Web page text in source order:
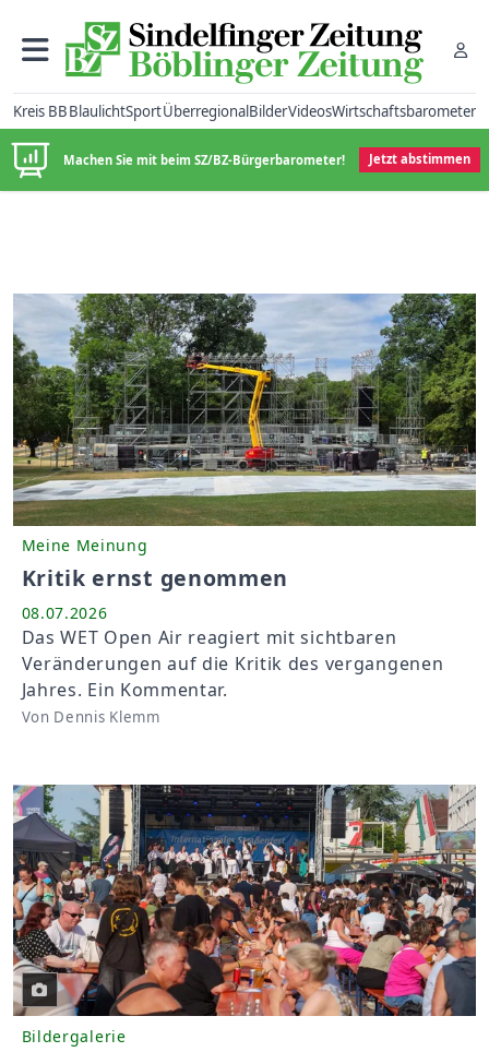
Kreis BBBlaulichtSportÜberregionalBilderVideosWirtschaftsbarometer
Machen Sie mit beim SZ/BZ-Bürgerbarometer! Jetzt abstimmen
Meine Meinung
Kritik ernst genommen
08.07.2026
Das WET Open Air reagiert mit sichtbaren
Veränderungen auf die Kritik des vergangenen
Jahres. Ein Kommentar.
Von Dennis Klemm
Bildergalerie